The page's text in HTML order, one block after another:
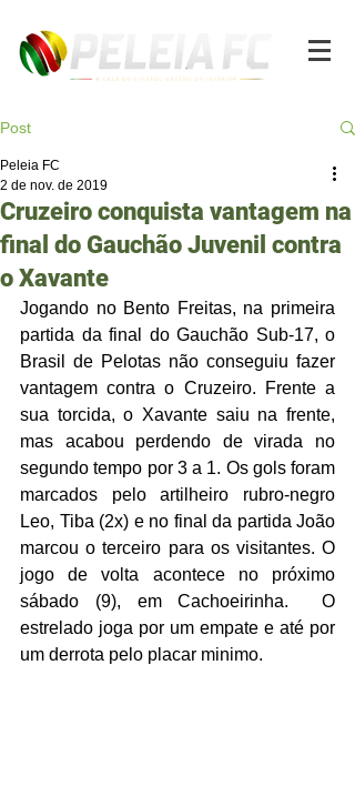
Post
Cruzeiro conquista vantagem na
final do Gauchão Juvenil contra
o Xavante
Peleia FC
2 de nov. de 2019
Jogando no Bento Freitas, na primeira
partida da final do Gauchão Sub-17, o
Brasil de Pelotas não conseguiu fazer
vantagem contra o Cruzeiro. Frente a
sua torcida, o Xavante saiu na frente,
mas acabou perdendo de virada no
segundo tempo por 3 a 1. Os gols foram
marcados pelo artilheiro rubro-negro
Leo, Tiba (2x) e no final da partida João
marcou o terceiro para os visitantes. O
jogo de volta acontece no próximo
sábado (9), em Cachoeirinha.  O
estrelado joga por um empate e até por
um derrota pelo placar minimo.